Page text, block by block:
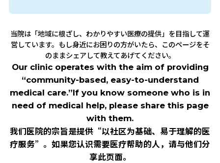
当院は「地域に根ざし、わかりやすい医療の提供」を目指して運
営しています。 もし身近にお困りの方がいたら、このページをそ
のままシェアして教えてあげてください。
Our clinic operates with the aim of providing
“community-based, easy-to-understand
medical care.”If you know someone who is in
need of medical help, please share this page
with them.
我们医院的宗旨是提供“以社区为基础、易于理解的医
疗服务”。 如果您认识需要医疗帮助的人，请与他们分
享此页面。